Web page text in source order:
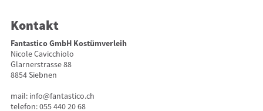
Kontakt
Fantastico GmbH Kostümverleih
Nicole Cavicchiolo
Glarnerstrasse 88
8854 Siebnen
mail: info@fantastico.ch
telefon:055 440 20 68